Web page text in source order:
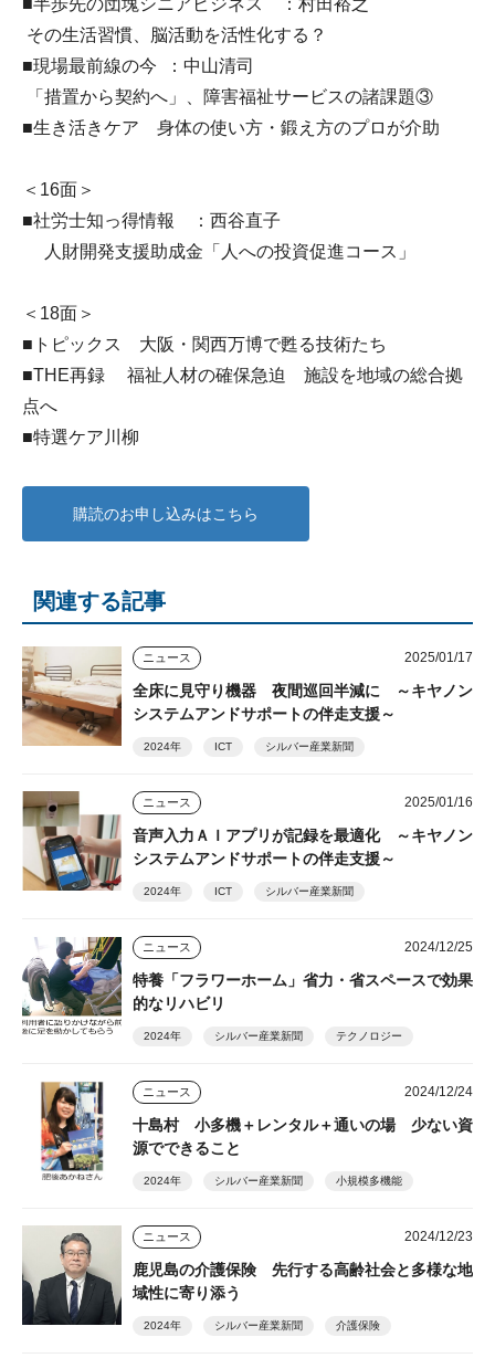
■半歩先の団塊シニアビジネス ：村田裕之
その生活習慣、脳活動を活性化する？
■現場最前線の今 ：中山清司
「措置から契約へ」、障害福祉サービスの諸課題③
■生き活きケア 身体の使い方・鍛え方のプロが介助
＜16面＞
■社労士知っ得情報 ：西谷直子
人財開発支援助成金「人への投資促進コース」
＜18面＞
■トピックス 大阪・関西万博で甦る技術たち
■THE再録 福祉人材の確保急迫 施設を地域の総合拠
点へ
■特選ケア川柳
購読のお申し込みはこちら
関連する記事
ニュース 2025/01/17
全床に見守り機器 夜間巡回半減に ～キヤノン
システムアンドサポートの伴走支援～
2024年 ICT シルバー産業新聞
ニュース 2025/01/16
音声入力ＡＩアプリが記録を最適化 ～キヤノン
システムアンドサポートの伴走支援～
2024年 ICT シルバー産業新聞
ニュース 2024/12/25
特養「フラワーホーム」省力・省スペースで効果
的なリハビリ
2024年 シルバー産業新聞 テクノロジー
ニュース 2024/12/24
十島村 小多機＋レンタル＋通いの場 少ない資
源でできること
2024年 シルバー産業新聞 小規模多機能
ニュース 2024/12/23
鹿児島の介護保険 先行する高齢社会と多様な地
域性に寄り添う
2024年 シルバー産業新聞 介護保険